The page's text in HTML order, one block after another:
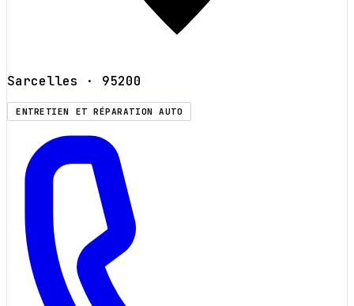
Sarcelles · 95200
ENTRETIEN ET RÉPARATION AUTO